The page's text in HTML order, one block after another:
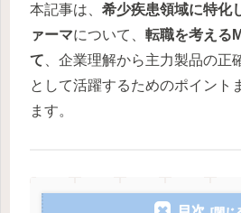
本記事は、 希少疾患領域に特化
ァーマについて、 転職を考える
て 、企業理解から主力製品の正
として活躍するためのポイント
ます。